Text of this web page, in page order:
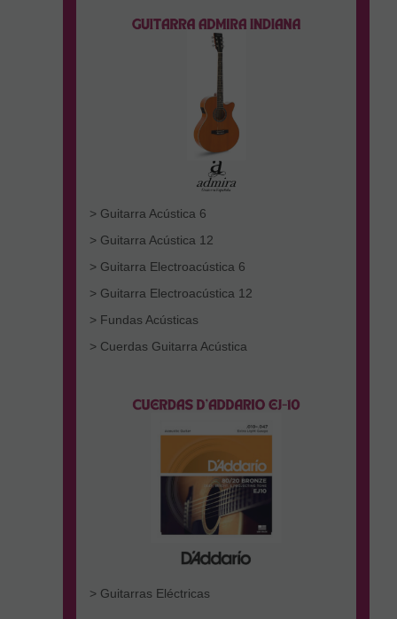
> Guitarra Acústica 6
> Guitarra Acústica 12
> Guitarra Electroacústica 6
> Guitarra Electroacústica 12
> Fundas Acústicas
> Cuerdas Guitarra Acústica
> Guitarras Eléctricas